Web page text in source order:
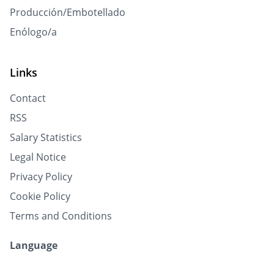
Producción/Embotellado
Enólogo/a
Links
Contact
RSS
Salary Statistics
Legal Notice
Privacy Policy
Cookie Policy
Terms and Conditions
Language